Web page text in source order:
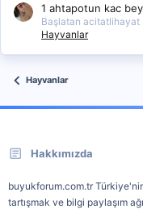
1 ahtapotun kac
Başlatan acitatlihayat
Hayvanlar
Hayvanlar
Hakkımızda
buyukforum.com.tr
tartışmak ve bilgi paylaşım